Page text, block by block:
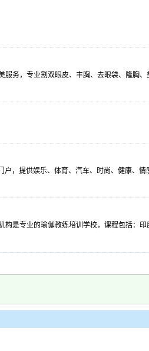
务，专业割双眼皮、丰胸、去眼袋、隆胸
，提供娱乐、体育、汽车、时尚、健康、
是专业的瑜伽教练培训学校，课程包括：